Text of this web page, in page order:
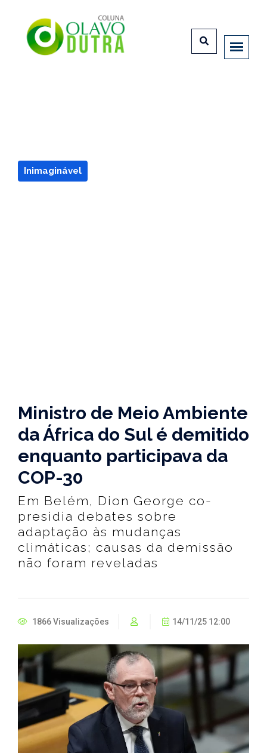
Inimaginável
Ministro de Meio Ambiente
da África do Sul é demitido
enquanto participava da
COP-30
Em Belém, Dion George co-
presidia debates sobre
adaptação às mudanças
climáticas; causas da demissão
não foram reveladas
1866 Visualizações 14/11/25 12:00